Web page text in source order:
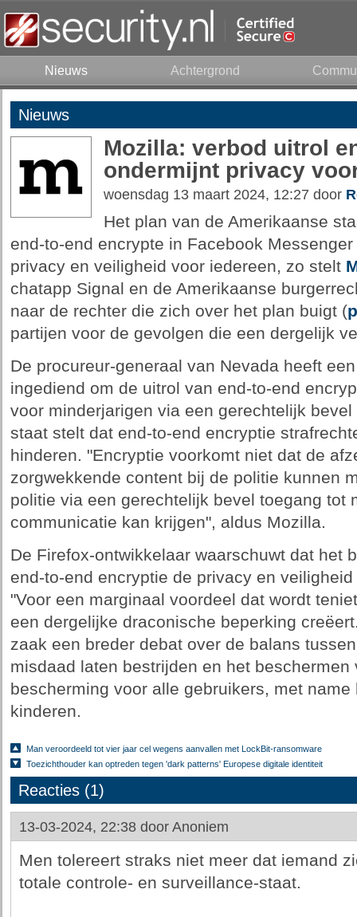
Nieuws Achtergrond
Nieuws
Mozilla: verbod uitrol
ondermijnt privacy
woensdag 13 maart 2024, 12:27 door
Het plan van de Amerikaanse
end-to-end encrypte in Facebook Messenger
privacy en veiligheid voor iedereen, zo stelt
chatapp Signal en de Amerikaanse
naar de rechter die zich over het plan buigt (
partijen voor de gevolgen die een dergelijk
De procureur-generaal van Nevada heeft
ingediend om de uitrol van end-to-end
voor minderjarigen via een gerechtelijk
staat stelt dat end-to-end encryptie
hinderen. "Encryptie voorkomt niet dat de
zorgwekkende content bij de politie kunnen
politie via een gerechtelijk bevel toegang tot
communicatie kan krijgen", aldus Mozilla.
De Firefox-ontwikkelaar waarschuwt dat het
end-to-end encryptie de privacy en
"Voor een marginaal voordeel dat wordt
een dergelijke draconische beperking
zaak een breder debat over de balans
misdaad laten bestrijden en het
bescherming voor alle gebruikers, met
kinderen.
Man veroordeeld tot vier jaar cel wegens aanvallen met LockBit-ransomware
Toezichthouder kan optreden tegen 'dark patterns' Europese digitale identiteit
Reacties (1)
13-03-2024, 22:38 door Anoniem
Men tolereert straks niet meer dat iemand
totale controle- en surveillance-staat.